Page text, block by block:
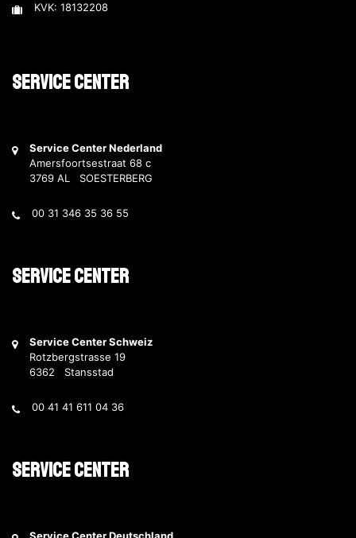
KVK: 18132208
Service Center
Service Center Nederland
Amersfoortsestraat 68 c
3769 AL SOESTERBERG
00 31 346 35 36 55
Service Center
Service Center Schweiz
Rotzbergstrasse 19
6362 Stansstad
00 41 41 611 04 36
Service Center